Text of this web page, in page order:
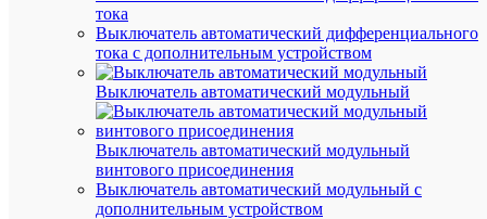
тока
Выключатель автоматический дифференциального
тока с дополнительным устройством
Выключатель автоматический модульный
Выключатель автоматический модульный
винтового присоединения
Выключатель автоматический модульный с
дополнительным устройством
Быстрый
Лампа
на